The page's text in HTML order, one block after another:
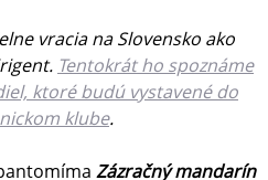
vracia na Slovensko ako
Tentokrát ho spoznáme
ktoré budú vystavené do
klube.
Zázračný mandarín